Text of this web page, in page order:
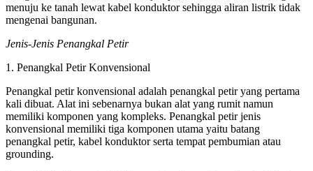
menuju ke tanah lewat kabel konduktor sehingga aliran listrik tidak
mengenai bangunan.
Jenis-Jenis Penangkal Petir
1. Penangkal Petir Konvensional
Penangkal petir konvensional adalah penangkal petir yang pertama
kali dibuat. Alat ini sebenarnya bukan alat yang rumit namun
memiliki komponen yang kompleks. Penangkal petir jenis
konvensional memiliki tiga komponen utama yaitu batang
penangkal petir, kabel konduktor serta tempat pembumian atau
grounding.